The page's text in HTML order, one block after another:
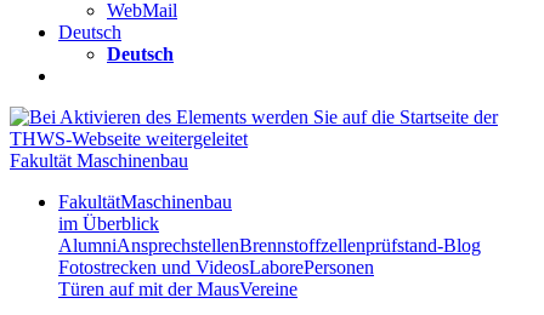
WebMail
Deutsch
Deutsch
Fakultät Maschinenbau
FakultätMaschinenbau
im Überblick
AlumniAnsprechstellenBrennstoffzellenprüfstand-Blog
Fotostrecken und VideosLaborePersonen
Türen auf mit der MausVereine